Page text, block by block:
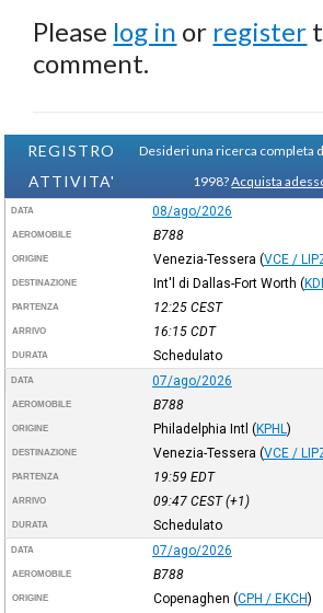
Please log in or register
comment.
REGISTRO
ATTIVITA'
Desideri una ricerca completa
1998?Acquista
DATA 08/ago/2026
AEROMOBILE B788
ORIGINE Venezia-Tessera (VCE /
DESTINAZIONE Int'l di Dallas-Fort Worth (
PARTENZA 12:25 CEST
ARRIVO 16:15 CDT
DURATA Schedulato
DATA 07/ago/2026
AEROMOBILE B788
ORIGINE Philadelphia Intl (KPHL )
DESTINAZIONE Venezia-Tessera (VCE /
PARTENZA 19:59 EDT
ARRIVO 09:47 CEST(+1)
DURATA Schedulato
DATA 07/ago/2026
AEROMOBILE B788
ORIGINE Copenaghen (CPH / EKCH)